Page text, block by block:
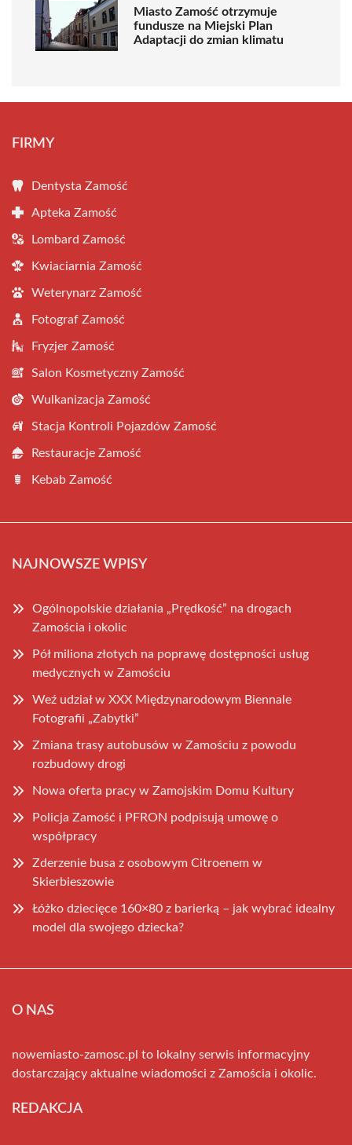
Miasto Zamość otrzymuje
fundusze na Miejski Plan
Adaptacji do zmian klimatu
FIRMY
Dentysta Zamość
Apteka Zamość
Lombard Zamość
Kwiaciarnia Zamość
Weterynarz Zamość
Fotograf Zamość
Fryzjer Zamość
Salon Kosmetyczny Zamość
Wulkanizacja Zamość
Stacja Kontroli Pojazdów Zamość
Restauracje Zamość
Kebab Zamość
NAJNOWSZE WPISY
Ogólnopolskie działania „Prędkość” na drogach
Zamościa i okolic
Pół miliona złotych na poprawę dostępności usług
medycznych w Zamościu
Weź udział w XXX Międzynarodowym Biennale
Fotografii „Zabytki”
Zmiana trasy autobusów w Zamościu z powodu
rozbudowy drogi
Nowa oferta pracy w Zamojskim Domu Kultury
Policja Zamość i PFRON podpisują umowę o
współpracy
Zderzenie busa z osobowym Citroenem w
Skierbieszowie
Łóżko dziecięce 160×80 z barierką – jak wybrać idealny
model dla swojego dziecka?
O NAS
nowemiasto-zamosc.pl to lokalny serwis informacyjny
dostarczający aktualne wiadomości z Zamościa i okolic.
REDAKCJA